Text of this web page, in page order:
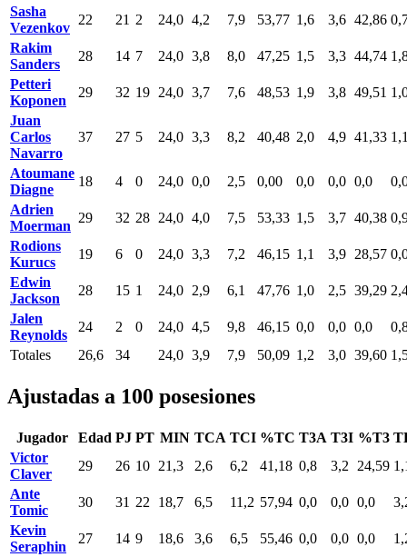
Sasha
Vezenkov
22 21 2 24,0 4,2 7,9 53,77 1,6 3,6 42,86
Rakim
Sanders
28 14 7 24,0 3,8 8,0 47,25 1,5 3,3 44,74
Petteri
Koponen
29 32 19 24,0 3,7 7,6 48,53 1,9 3,8 49,51
Juan
Carlos
Navarro
37 27 5 24,0 3,3 8,2 40,48 2,0 4,9 41,33
Atoumane
Diagne
18 4 0 24,0 0,0 2,5 0,00 0,0 0,0 0,0
Adrien
Moerman
29 32 28 24,0 4,0 7,5 53,33 1,5 3,7 40,38
Rodions
Kurucs
19 6 0 24,0 3,3 7,2 46,15 1,1 3,9 28,57
Edwin
Jackson
28 15 1 24,0 2,9 6,1 47,76 1,0 2,5 39,29
Jalen
Reynolds
24 2 0 24,0 4,5 9,8 46,15 0,0 0,0 0,0
Totales
26,6 34 24,0 3,9 7,9 50,09 1,2 3,0 39,60
Ajustadas a 100 posesiones
Jugador Edad PJ PT MIN TCA TCI %TC T3A T3I %T3
Victor
Claver
29 26 10 21,3 2,6 6,2 41,18 0,8 3,2 24,59
Ante
Tomic
30 31 22 18,7 6,5 11,2 57,94 0,0 0,0 0,0
Kevin
Seraphin
27 14 9 18,6 3,6 6,5 55,46 0,0 0,0 0,0